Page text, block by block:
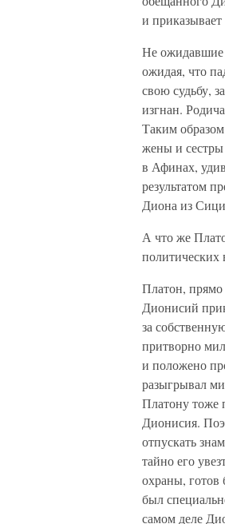
и
Не ожидавшие
ожидая, что
свою судьбу,
изгнан.
Таким
жены и
в Афинах,
результатом
Диона из
А что же
политических
Платон, прямо
Дионисий
за
притворно
и положено
разыгрывал
Платону тоже
Дионисия.
отпускать
тайно его
охраны, готов
был
самом деле